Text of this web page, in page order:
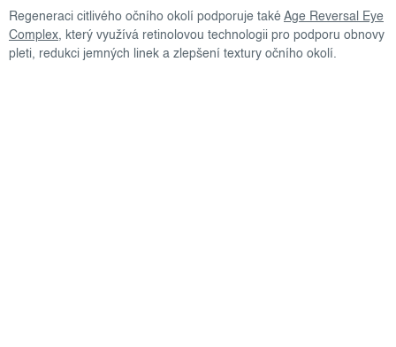
Regeneraci citlivého očního okolí podporuje také Age Reversal Eye
Complex , který využívá retinolovou technologii pro podporu obnovy
pleti, redukci jemných linek a zlepšení textury očního okolí.